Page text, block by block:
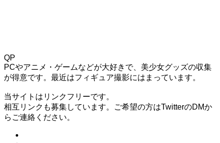
QP
PCやアニメ・ゲームなどが大好きで、美少女グッズの収集
が得意です。最近はフィギュア撮影にはまっています。
当サイトはリンクフリーです。
相互リンクも募集しています。ご希望の方はTwitterのDMか
らご連絡ください。